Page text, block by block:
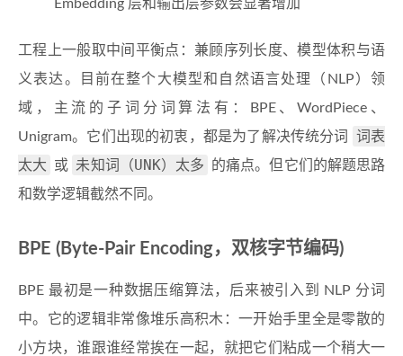
Embedding 层和输出层参数会显著增加
工程上一般取中间平衡点：兼顾序列长度、模型体积与语
义表达。目前在整个大模型和自然语言处理（NLP）领
域，主流的子词分词算法有：BPE、WordPiece、
Unigram。它们出现的初衷，都是为了解决传统分词
词表
太大
或 未知词（UNK）太多
的痛点。但它们的解题思路
和数学逻辑截然不同。
BPE (Byte-Pair Encoding，双核字节编码)
BPE 最初是一种数据压缩算法，后来被引入到 NLP 分词
中。它的逻辑非常像堆乐高积木：一开始手里全是零散的
小方块，谁跟谁经常挨在一起，就把它们粘成一个稍大一